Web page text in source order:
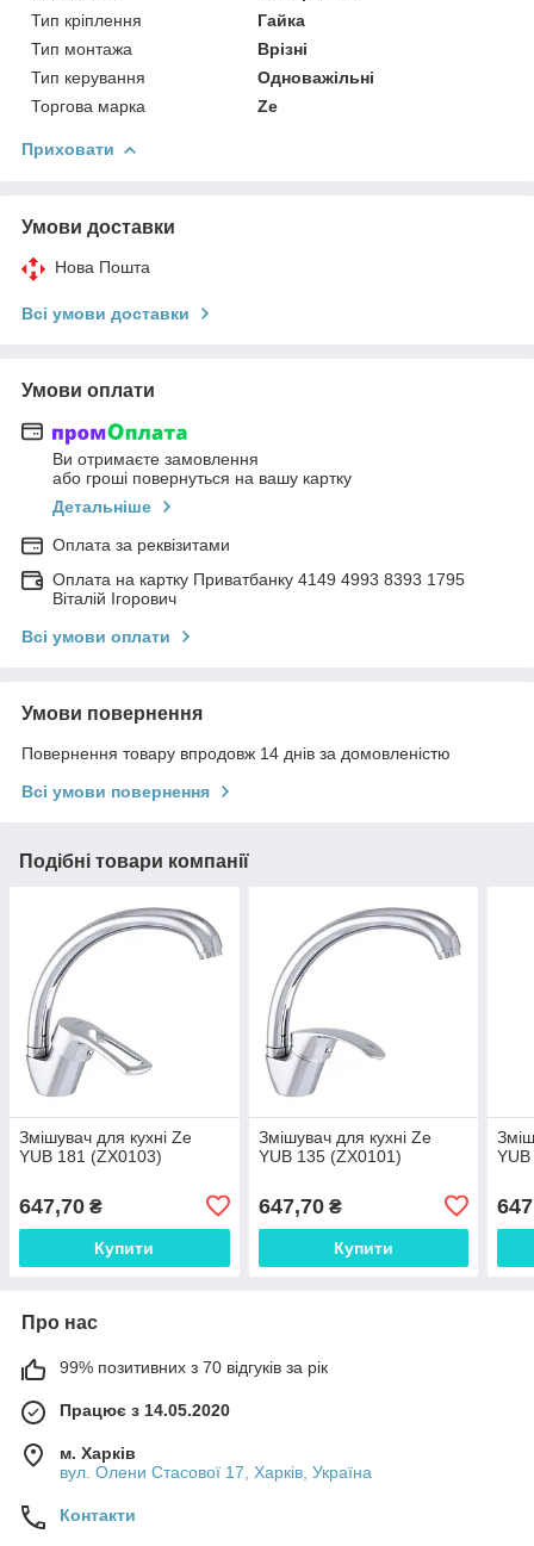
Тип кріплення
Гайка
Тип монтажа
Врізні
Тип керування
Одноважільні
Торгова марка
Ze
Приховати
Умови доставки
Нова Пошта
Всі умови доставки
Умови оплати
Ви отримаєте замовлення
або гроші повернуться на вашу картку
Детальніше
Оплата за реквізитами
Оплата на картку Приватбанку 4149 4993 8393 1795
Віталій Ігорович
Всі умови оплати
Умови повернення
Повернення товару впродовж 14 днів за домовленістю
Всі умови повернення
Подібні товари компанії
Змішувач для кухні Ze
YUB 181 (ZX0103)
647,70 ₴
Купити
Змішувач для кухні Ze
YUB 135 (ZX0101)
647,70₴
Купити
Про нас
99% позитивних з 70 відгуків за рік
Працює з 14.05.2020
м. Харків
вул. Олени Стасової 17, Харків, Україна
Контакти